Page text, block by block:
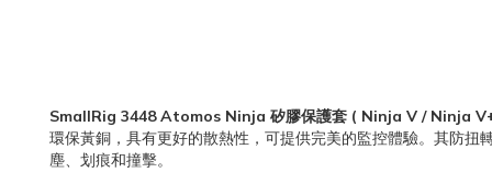
SmallRig 3448 Atomos Ninja 矽膠保護套 ( Ninja V / Ninja
環保黃銅，具有更好的散熱性，可提供完美的監控體驗。其防
塵、划痕和撞擊。